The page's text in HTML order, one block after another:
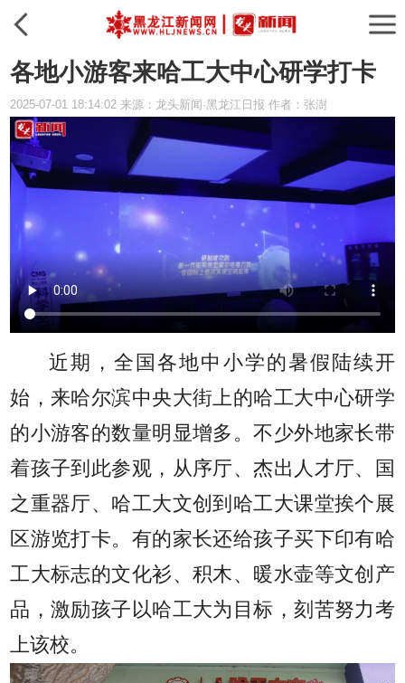
各地小游客来哈工大中心研学打卡
2025-07-01 18:14:02 来源：龙头新闻·黑龙江日报 作者：张澍
近期，全国各地中小学的暑假陆续开
始，来哈尔滨中央大街上的哈工大中心研学
的小游客的数量明显增多。不少外地家长带
着孩子到此参观，从序厅、杰出人才厅、国
之重器厅、哈工大文创到哈工大课堂挨个展
区游览打卡。有的家长还给孩子买下印有哈
工大标志的文化衫、积木、暖水壶等文创产
品，激励孩子以哈工大为目标，刻苦努力考
上该校。